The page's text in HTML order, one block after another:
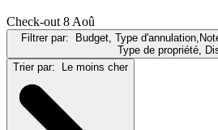
Check-out 8 Aoû
Filtrer par: Budget, Type
Type de propriété,
Trier par: Le moins cher